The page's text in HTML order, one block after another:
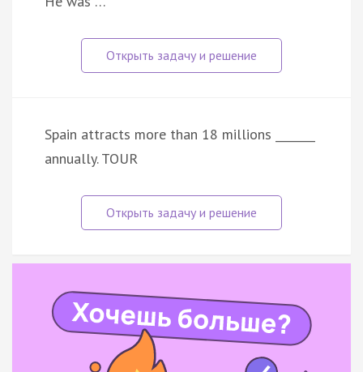
Spain attracts more than 18 millions _______
annually. TOUR